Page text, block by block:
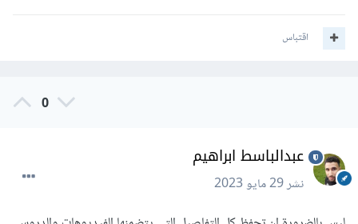
اقتباس
0
عبدالباسط ابراهيم
نشر29 مايو 2023